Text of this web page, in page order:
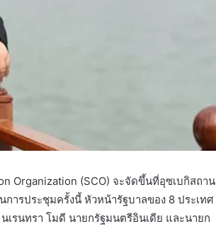
Organization (SCO) จะจัดขึ้นที่อุซเบกิสถาน
การประชุมครั้งนี้ หัวหน้ารัฐบาลของ 8 ประเทศ
รนทรา โมดี นายกรัฐมนตรีอินเดีย และนายก